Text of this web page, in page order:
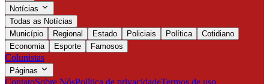
Notícias
Todas as Notícias
Município
Regional Estado Policiais Política
Cotidiano
Economia
Esporte Famosos
Colunistas
Páginas
ContatoSobre NósPolítica de privacidadeTermos de uso